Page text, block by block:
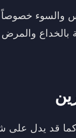
والسوء خصوصاً
بالخداع
كما قد يدل